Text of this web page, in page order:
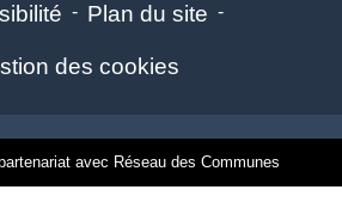
- Plan du site -
des cookies
avec Réseau des Communes